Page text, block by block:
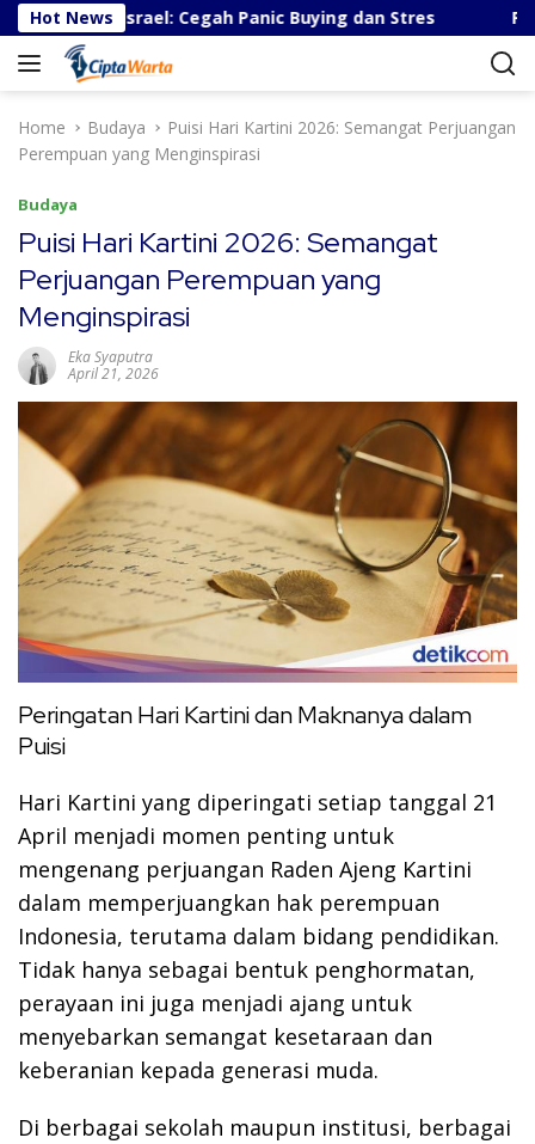
k
Hot News
Israel: Cegah Panic Buying dan Stres Pesatnya
Home Budaya
Puisi Hari Kartini 2026: Semangat Perjuangan
Perempuan yang Menginspirasi
Budaya
Puisi Hari Kartini 2026: Semangat
Perjuangan Perempuan yang
Menginspirasi
Eka Syaputra
April 21, 2026
Peringatan Hari Kartini dan Maknanya dalam
Puisi
Hari Kartini yang diperingati setiap tanggal 21
April menjadi momen penting untuk
mengenang perjuangan Raden Ajeng Kartini
dalam memperjuangkan hak perempuan
Indonesia, terutama dalam bidang pendidikan.
Tidak hanya sebagai bentuk penghormatan,
perayaan ini juga menjadi ajang untuk
menyebarkan semangat kesetaraan dan
keberanian kepada generasi muda.
Di berbagai sekolah maupun institusi, berbagai